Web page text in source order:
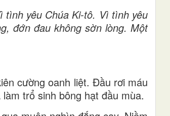
tình yêu Chúa Ki-tô. Vì tình yêu
đớn đau không sờn lòng. Một
cường oanh liệt. Đầu rơi máu
trổ sinh bông hạt đầu mùa.